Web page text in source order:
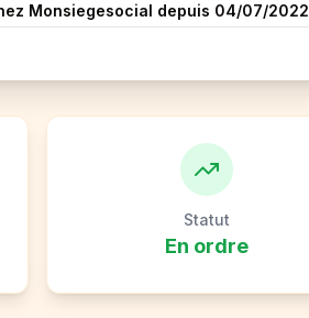
Monsiegesocial depuis 04/07/2022
Statut
En ordre